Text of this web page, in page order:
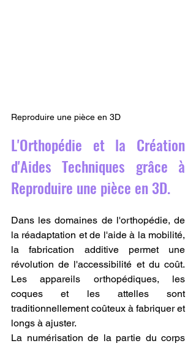
Reproduire une pièce en 3D
L'Orthopédie et la Création
d'Aides Techniques grâce à
Reproduire une pièce en 3D.
Dans les domaines de l'orthopédie, de
la réadaptation et de l'aide à la mobilité,
la fabrication additive permet une
révolution de l'accessibilité et du coût.
Les appareils orthopédiques, les
coques et les attelles sont
traditionnellement coûteux à fabriquer et
longs à ajuster.
La numérisation de la partie du corps